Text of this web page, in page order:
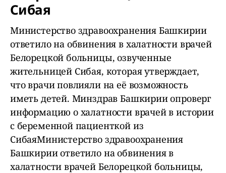
Сибая
Министерство здравоохранения Башкирии
ответило на обвинения в халатности врачей
Белорецкой больницы, озвученные
жительницей Сибая, которая утверждает,
что врачи повлияли на её возможность
иметь детей. Минздрав Башкирии опроверг
информацию о халатности врачей в истории
с беременной пациенткой из
СибаяМинистерство здравоохранения
Башкирии ответило на обвинения в
халатности врачей Белорецкой больницы,